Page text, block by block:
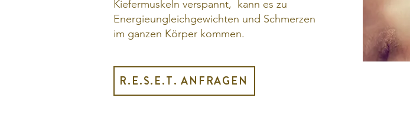
Kiefermuskeln verspannt, kann es zu
Energieungleichgewichten und Schmerzen
im ganzen Körper kommen.
R.E.S.E.T. ANFRAGEN